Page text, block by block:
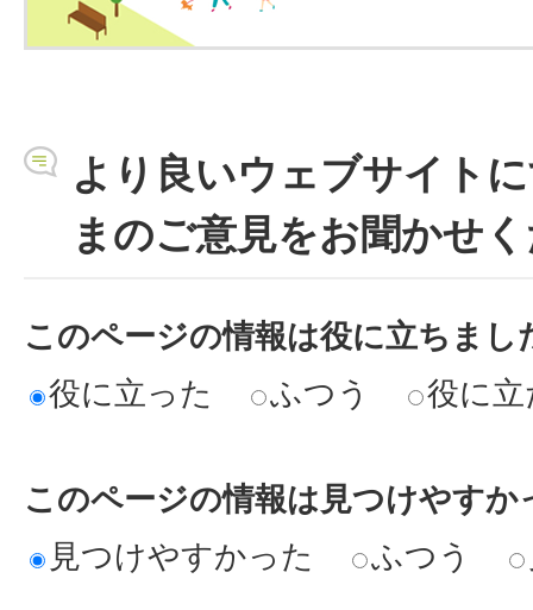
より良いウェブサイト
まのご意見をお聞かせ
このページの情報は役に立ちまし
役に立った
ふつう 役に
このページの情報は見つけやすか
見つけやすかった
ふつう